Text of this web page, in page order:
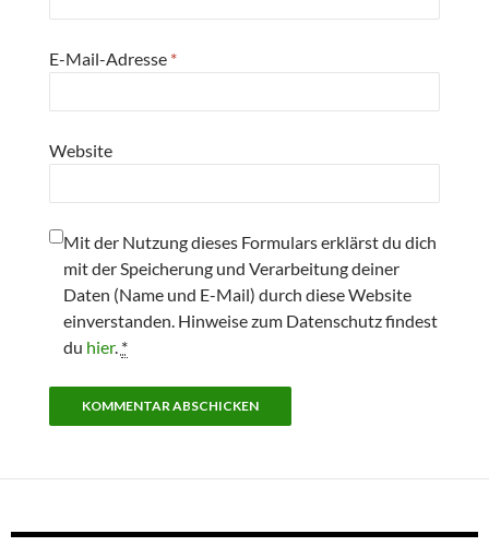
E-Mail-Adresse *
Website
Mit der Nutzung dieses Formulars erklärst du dich
mit der Speicherung und Verarbeitung deiner
Daten (Name und E-Mail) durch diese Website
einverstanden. Hinweise zum Datenschutz findest
du hier. *